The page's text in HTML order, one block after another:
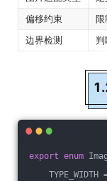
偏移约束
限
边界检测
export enum
TYPE_WIDTH